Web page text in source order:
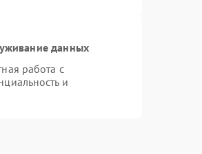
данных
работа с
и